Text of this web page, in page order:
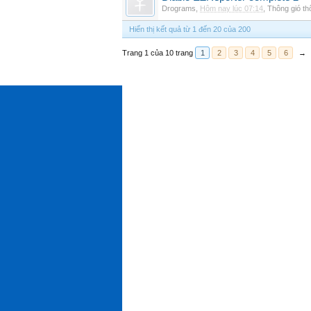
Drograms Hôm nay lúc 07:14 Thông gió
Hiển thị kết quả từ 1 đến 20 của 200
Trang 1 của 10 trang 1 2 3 4 5 6 →